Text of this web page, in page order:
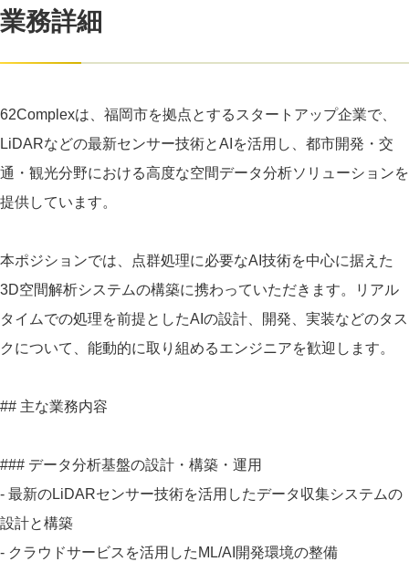
業務詳細
62Complexは、福岡市を拠点とするスタートアップ企業で、
LiDARなどの最新センサー技術とAIを活用し、都市開発・交
通・観光分野における高度な空間データ分析ソリューションを
提供しています。
本ポジションでは、点群処理に必要なAI技術を中心に据えた
3D空間解析システムの構築に携わっていただきます。リアル
タイムでの処理を前提としたAIの設計、開発、実装などのタス
クについて、能動的に取り組めるエンジニアを歓迎します。
## 主な業務内容
### データ分析基盤の設計・構築・運用
- 最新のLiDARセンサー技術を活用したデータ収集システムの
設計と構築
- クラウドサービスを活用したML/AI開発環境の整備